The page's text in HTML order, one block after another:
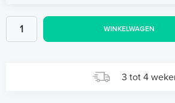
WINKELWAGEN
3 tot 4